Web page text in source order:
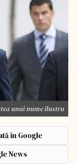
unui nume ilustru
în Google
News